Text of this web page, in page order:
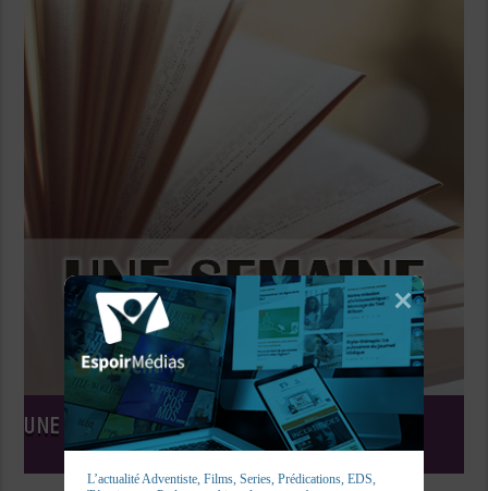
UNE SEMAINE, UN LIVRE
L’actualité Adventiste, Films, Series, Prédications, EDS,